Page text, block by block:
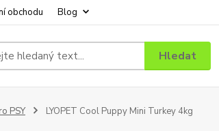
obchodu Blog
Hledat
PSY LYOPET Cool Puppy Mini Turkey 4kg